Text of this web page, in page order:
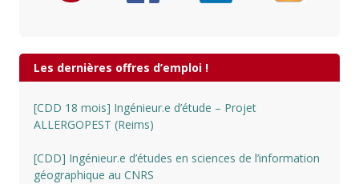
Les dernières offres d’emploi !
[CDD 18 mois] Ingénieur.e d’étude – Projet
ALLERGOPEST (Reims)
[CDD] Ingénieur.e d’études en sciences de l’information
géographique au CNRS